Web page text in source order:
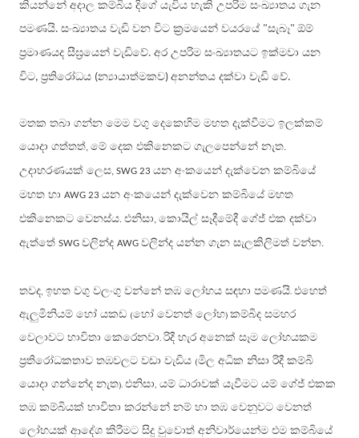
කියන්නේ අදාල කම්බිය දිගේ යැවිය හැකි උපරිම සංඛ්‍යාතය ගැන
පමණයි. සංඛ්‍යාතය වැඩි වන විට ක්‍රමයෙන් වයරයේ "සැබෑ" ඕම්
ප්‍රමාණයද සීඝ්‍රයෙන් වැඩිවේ. අර උපරිම සංඛ්‍යාතයට ඉක්මවා යන
විට, ප්‍රතිරෝධය (න්‍යායාත්මකව) අනන්තය දක්වා වැඩි වේ.
මතක තබා ගන්න මෙම වගු දෙකෙහිම මහත දැක්වීමට ඉලක්කම්
යොදා ගත්තත්, මේ දෙක එකිනෙකට ගැලපෙන්නේ නැත.
උදාහරණයක් ලෙස, SWG 23 යන අංකයෙන් දැක්වෙන කම්බියේ
මහත හා AWG 23 යන අංකයෙන් දැක්වෙන කම්බියේ මහත
එකිනෙකට වෙනස්ය. එනිසා, කොයිල් සෑදීමේදී ගේජ් එක දක්වා
ඇත්තේ SWG වලින්ද AWG වලින්ද යන්න ගැන සැලකිලිමත් වන්න.
තවද, ඉහත වගු වලංගු වන්නේ තඹ ලෝහය සඳහා පමණයි. එහෙත්
ඇලුමිනියම් හෝ යකඩ (හෝ වෙනත් ලෝහ) කම්බිද සමහර
වෙලාවට භාවිතා කෙරෙනවා. රිදී හැර අනෙක් සෑම ලෝහයකම
ප්‍රතිරෝධකතාව තඹවලට වඩා වැඩිය (මිල අධික නිසා රිදී කම්බි
යොදා ගන්නේද නැත). එනිසා, යම් ධාරාවක් යැවීමට යම් ගේජ් එකක
තඹ කම්බියක් භාවිතා කරන්නේ නම් හා තඹ වෙනුවට වෙනත්
ලෝහයක් ආදේශ කිරීමට සිදු වුවොත් අනිවාර්යෙන්ම එම කම්බියේ